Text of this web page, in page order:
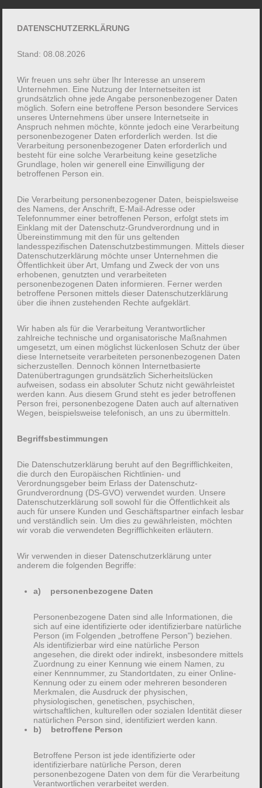
↓
MAIN
NAVIGATION
SAMPLE PAGE
This is an example page. It’s different from a blog
post because it will stay in one place and will show
up in your site navigation (in most themes). Most
people start with an About page that introduces
them to potential site visitors. It might say
something like this:
Hi there! I’m a bike messenger by day,
website. I live in Los Angeles, have a great
dog named Jack, and I like piña coladas.
(And gettin‘ caught in the rain.)
…or something like this:
in 1971, and has been providing quality
doohickeys to the public ever since. Located
in Gotham City, XYZ employs over 2,000
people and does all kinds of awesome
things for the Gotham community.
dashboardto delete this page and create new
Suche
nach:
Hello world!
DATENSCHUTZERKLÄRUNG
Stand: 08.08.2026
Wir freuen uns sehr über Ihr Interesse an unserem
Unternehmen. Eine Nutzung der Internetseiten ist
grundsätzlich ohne jede Angabe personenbezogener Daten
möglich. Sofern eine betroffene Person besondere Services
unseres Unternehmens über unsere Internetseite in
Anspruch nehmen möchte, könnte jedoch eine Verarbeitung
personenbezogener Daten erforderlich werden. Ist die
Verarbeitung personenbezogener Daten erforderlich und
besteht für eine solche Verarbeitung keine gesetzliche
Grundlage, holen wir generell eine Einwilligung der
betroffenen Person ein.
Die Verarbeitung personenbezogener Daten, beispielsweise
des Namens, der Anschrift, E-Mail-Adresse oder
Telefonnummer einer betroffenen Person, erfolgt stets im
Einklang mit der Datenschutz-Grundverordnung und in
Übereinstimmung mit den für uns geltenden
landesspezifischen Datenschutzbestimmungen. Mittels dieser
Datenschutzerklärung möchte unser Unternehmen die
Öffentlichkeit über Art, Umfang und Zweck der von uns
erhobenen, genutzten und verarbeiteten
personenbezogenen Daten informieren. Ferner werden
betroffene Personen mittels dieser Datenschutzerklärung
über die ihnen zustehenden Rechte aufgeklärt.
Wir haben als für die Verarbeitung Verantwortlicher
zahlreiche technische und organisatorische Maßnahmen
umgesetzt, um einen möglichst lückenlosen Schutz der über
diese Internetseite verarbeiteten personenbezogenen Daten
sicherzustellen. Dennoch können Internetbasierte
Datenübertragungen grundsätzlich Sicherheitslücken
aufweisen, sodass ein absoluter Schutz nicht gewährleistet
werden kann. Aus diesem Grund steht es jeder betroffenen
Person frei, personenbezogene Daten auch auf alternativen
Wegen, beispielsweise telefonisch, an uns zu übermitteln.
Begriffsbestimmungen
Die Datenschutzerklärung beruht auf den Begrifflichkeiten,
die durch den Europäischen Richtlinien- und
Verordnungsgeber beim Erlass der Datenschutz-
Grundverordnung (DS-GVO) verwendet wurden. Unsere
Datenschutzerklärung soll sowohl für die Öffentlichkeit als
auch für unsere Kunden und Geschäftspartner einfach lesbar
und verständlich sein. Um dies zu gewährleisten, möchten
wir vorab die verwendeten Begrifflichkeiten erläutern.
Wir verwenden in dieser Datenschutzerklärung unter
anderem die folgenden Begriffe:
a) personenbezogene Daten
Personenbezogene Daten sind alle Informationen, die
sich auf eine identifizierte oder identifizierbare natürliche
Person (im Folgenden „betroffene Person") beziehen.
Als identifizierbar wird eine natürliche Person
angesehen, die direkt oder indirekt, insbesondere mittels
Zuordnung zu einer Kennung wie einem Namen, zu
einer Kennnummer, zu Standortdaten, zu einer Online-
Kennung oder zu einem oder mehreren besonderen
Merkmalen, die Ausdruck der physischen,
physiologischen, genetischen, psychischen,
wirtschaftlichen, kulturellen oder sozialen Identität dieser
natürlichen Person sind, identifiziert werden kann.
b) betroffene Person
Betroffene Person ist jede identifizierte oder
identifizierbare natürliche Person, deren
personenbezogene Daten von dem für die Verarbeitung
Verantwortlichen verarbeitet werden.